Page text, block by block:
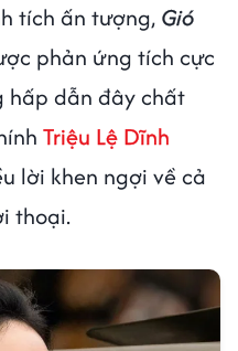
tích ấn tượng, Gió
phản ứng tích cực
hấp dẫn đây chất
Triệu Lệ Dĩnh
lời khen ngợi về cả
thoại.